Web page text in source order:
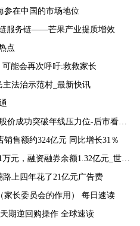
参在中国的市场地位
服务链——芒果产业提质增效
点
能会再次呼吁:救救家长
主法治示范村_最新快讯
每日消息!湖南海利（600731）：股价成功突破年线压力位-后市看多（涨）（07-05）
售额约324亿元 同比增长31％
建龙微纳：7月4日融资买入229.71万元，融资融券余额1.32亿元_世界快资讯
上四年花了21亿元广告费
家长委员会的作用） 每日速读
期逆回购操作 全球速读